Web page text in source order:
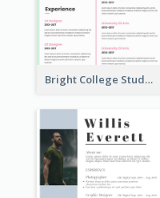
Bright College Student Designer Resume